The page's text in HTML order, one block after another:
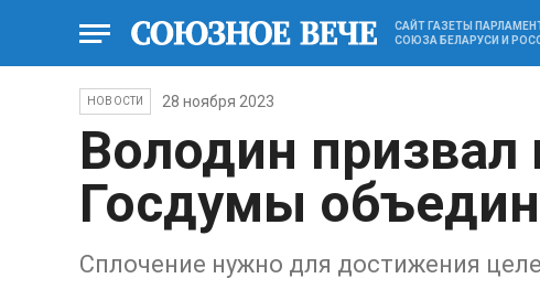
САЙТ ГАЗЕТЫ
СОЮЗА БЕЛАРУСИ И
НОВОСТИ 28 ноября 2023
Володин призвал
Госдумы
Сплочение нужно для достижения